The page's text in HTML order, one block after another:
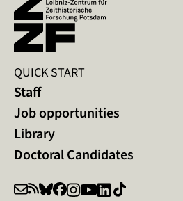
QUICK START
Staff
Job opportunities
Library
Doctoral Candidates